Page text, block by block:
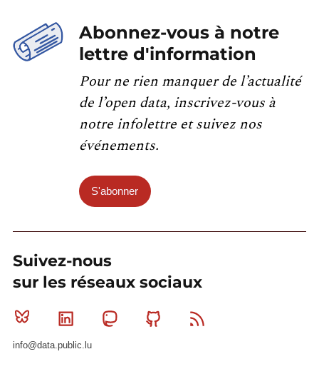
Abonnez-vous à notre
lettre d'information
Pour ne rien manquer de l’actualité
de l’open data, inscrivez-vous à
notre infolettre et suivez nos
événements.
S'abonner
Suivez-nous
sur les réseaux sociaux
Bluesky Linkedin MastodonGithub
info@data.public.lu